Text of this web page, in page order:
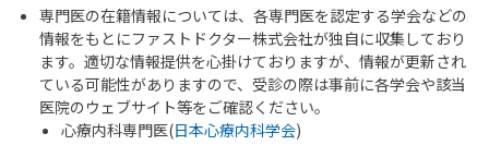
専門医の在籍情報については、各専門医を認定する学会などの
情報をもとにファストドクター株式会社が独自に収集しており
ます。適切な情報提供を心掛けておりますが、情報が更新され
ている可能性がありますので、受診の際は事前に各学会や該当
医院のウェブサイト等をご確認ください。
心療内科専門医(日本心療内科学会)